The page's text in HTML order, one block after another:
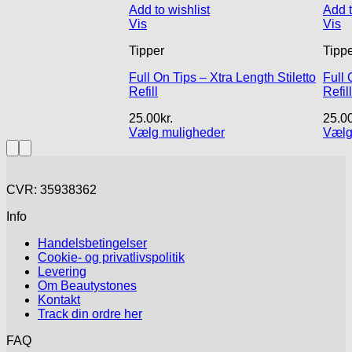
Add to wishlist
Vis
Tipper
Full On Tips – Xtra Length Stiletto
Refill
25.00kr.
Vælg muligheder
vælges
på
Add
Vis
Full
Refill
CVR: 35938362
Info
Handelsbetingelser
Cookie- og privatlivspolitik
Levering
Om Beautystones
Kontakt
Track din ordre her
FAQ